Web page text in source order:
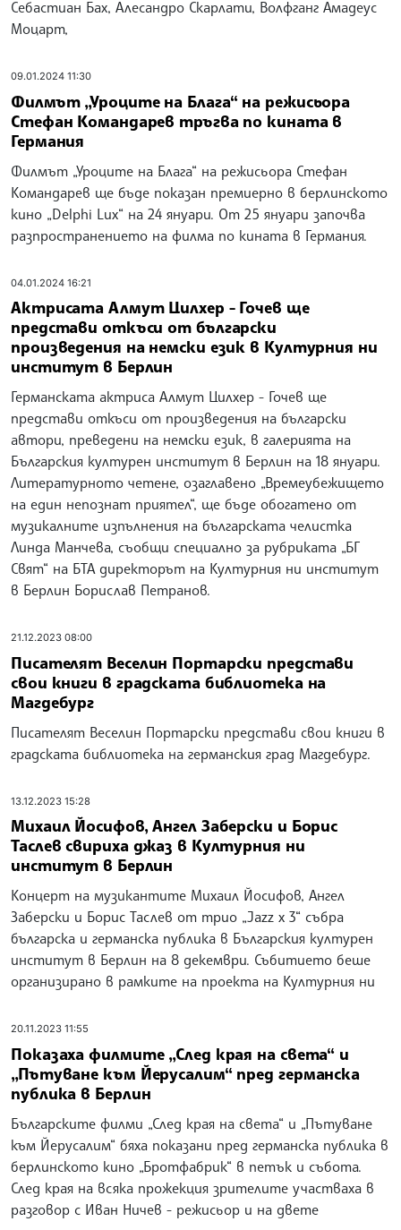
Себастиан Бах, Алесандро Скарлати, Волфганг Амадеус
Моцарт,
09.01.2024 11:30
Филмът „Уроците на Блага“ на режисьора
Стефан Командарев тръгва по кината в
Германия
Филмът „Уроците на Блага“ на режисьора Стефан
Командарев ще бъде показан премиерно в берлинското
кино „Delphi Lux“ на 24 януари. От 25 януари започва
разпространението на филма по кината в Германия.
04.01.2024 16:21
Актрисата Алмут Цилхер - Гочев ще
представи откъси от български
произведения на немски език в Културния ни
институт в Берлин
Германската актриса Алмут Цилхер - Гочев ще
представи откъси от произведения на български
автори, преведени на немски език, в галерията на
Българския културен институт в Берлин на 18 януари.
Литературното четене, озаглавено „Времеубежището
на един непознат приятел“, ще бъде обогатено от
музикалните изпълнения на българската челистка
Линда Манчева, съобщи специално за рубриката „БГ
Свят“ на БТА директорът на Културния ни институт
в Берлин Борислав Петранов.
21.12.2023 08:00
Писателят Веселин Портарски представи
свои книги в градската библиотека на
Магдебург
Писателят Веселин Портарски представи свои книги в
градската библиотека на германския град Магдебург.
13.12.2023 15:28
Михаил Йосифов, Ангел Заберски и Борис
Таслев свириха джаз в Културния ни
институт в Берлин
Концерт на музикантите Михаил Йосифов, Ангел
Заберски и Борис Таслев от трио „Jazz x 3“ събра
българска и германска публика в Българския културен
институт в Берлин на 8 декември. Събитието беше
организирано в рамките на проекта на Културния ни
20.11.2023 11:55
Показаха филмите „След края на света“ и
„Пътуване към Йерусалим“ пред германска
публика в Берлин
Българските филми „След края на света“ и „Пътуване
към Йерусалим“ бяха показани пред германска публика в
берлинското кино „Бротфабрик“ в петък и събота.
След края на всяка прожекция зрителите участваха в
разговор с Иван Ничев - режисьор и на двете